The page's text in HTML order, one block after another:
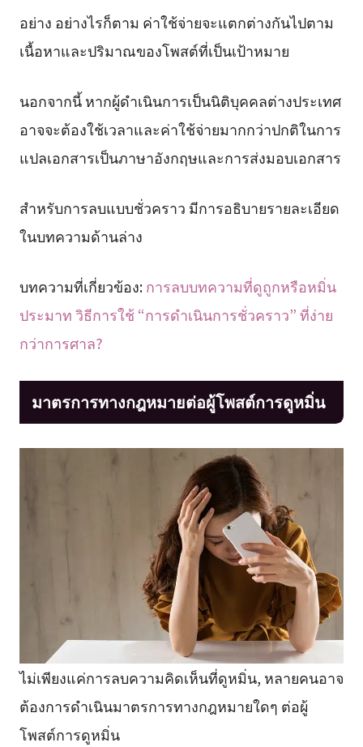
อย่าง อย่างไรก็ตาม ค่าใช้จ่ายจะแตกต่างกันไปตาม
เนื้อหาและปริมาณของโพสต์ที่เป็นเป้าหมาย
นอกจากนี้ หากผู้ดำเนินการเป็นนิติบุคคลต่างประเทศ
อาจจะต้องใช้เวลาและค่าใช้จ่ายมากกว่าปกติในการ
แปลเอกสารเป็นภาษาอังกฤษและการส่งมอบเอกสาร
สำหรับการลบแบบชั่วคราว มีการอธิบายรายละเอียด
ในบทความด้านล่าง
บทความที่เกี่ยวข้อง:การลบบทความที่ดูถูกหรือหมิ่น
ประมาท วิธีการใช้ “การดำเนินการชั่วคราว” ที่ง่าย
กว่าการศาล?
มาตรการทางกฎหมายต่อผู้โพสต์การดูหมิ่น
ไม่เพียงแค่การลบความคิดเห็นที่ดูหมิ่น, หลายคนอาจ
ต้องการดำเนินมาตรการทางกฎหมายใดๆ ต่อผู้
โพสต์การดูหมิ่น